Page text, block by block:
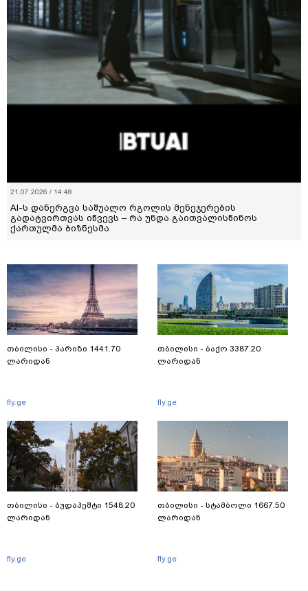
21.07.2026 / 14:48
AI-ს დანერგვა საშუალო რგოლის მენეჯერების
გადატვირთვას იწვევს – რა უნდა გაითვალისწინოს
ქართულმა ბიზნესმა
თბილისი - პარიზი 1441.70
ლარიდან
fly.ge
თბილისი - ბუდაპეშტი 1548.20
ლარიდან
fly.ge
თბილისი - ბაქო 3387.20
ლარიდან
fly.ge
თბილისი - სტამბოლი 1667.50
ლარიდან
fly.ge